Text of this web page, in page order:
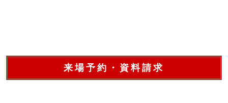
来場予約・資料請求